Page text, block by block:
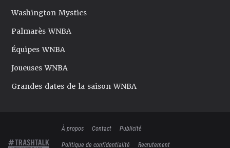
Washington Mystics
Palmarès WNBA
Équipes WNBA
Joueuses WNBA
Grandes dates de la saison WNBA
À propos Contact
Publicité
Politique de confidentialité
Recrutement